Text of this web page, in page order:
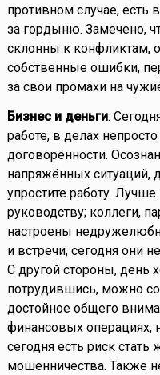
противном случае, есть
за гордыню. Замечено,
склонны к конфликтам,
собственные ошибки,
за свои промахи на
Бизнес и деньги:
работе, в делах
договорённости.
напряжённых ситуаций,
упростите работу. Лучше
руководству; коллеги,
настроены
и встречи, сегодня они
С другой стороны, день
потрудившись, можно
достойное общего
финансовых операциях,
сегодня есть риск
мошенничества. Также